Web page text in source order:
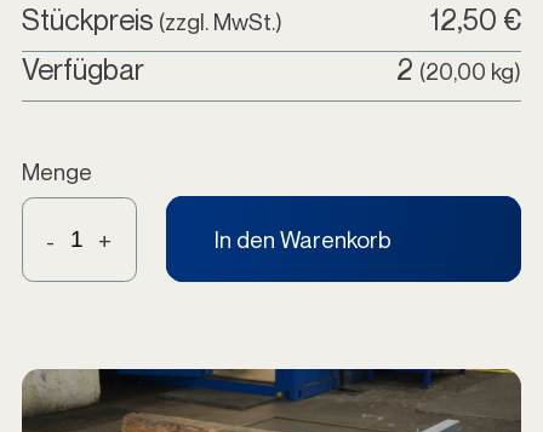
Stückpreis (zzgl. MwSt.)
12,50 €
Verfügbar
2 (20,00 kg)
Menge
- + In den Warenkorb